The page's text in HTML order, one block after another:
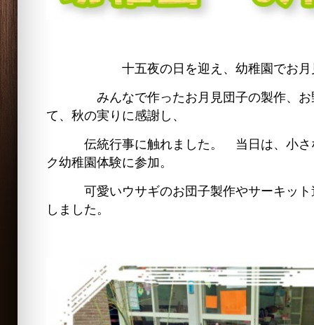
十五夜の日を迎え、幼稚園でお月
みんなで作ったお月見団子の製作、お野
て、秋の実りに感謝し、
伝統行事に触れました。 当日は、小さ
ク幼稚園体験に参加。
可愛いウサギのお団子製作やサーキット
しました。